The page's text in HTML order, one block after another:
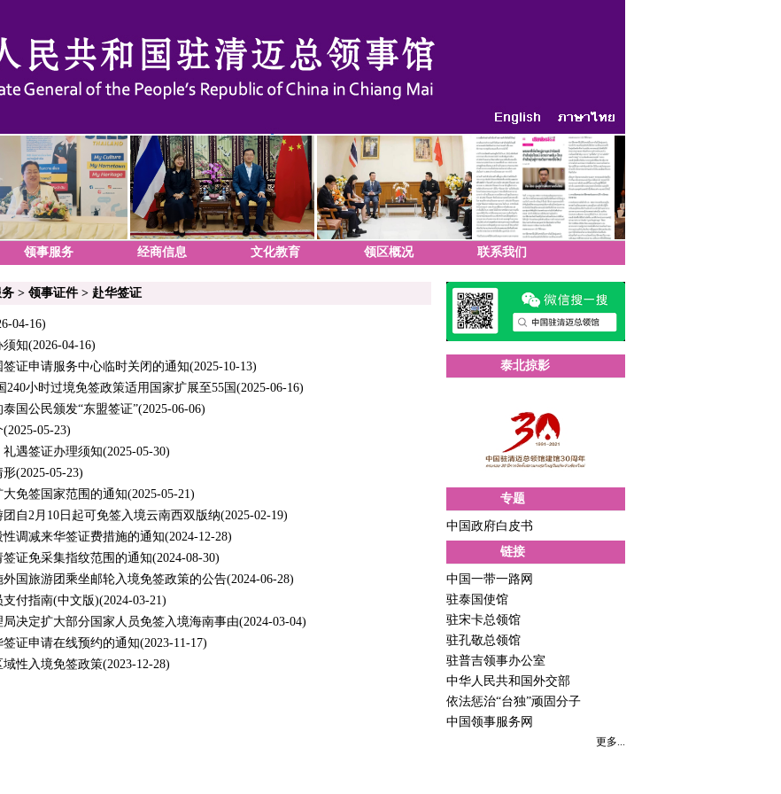
领事服务 经商信息 文化教育 领区概况 联系我们
> 领事证件> 赴华签证
04-16)
须知(2026-04-16)
签证申请服务中心临时关闭的通知(2025-10-13)
240小时过境免签政策适用国家扩展至55国 (2025-06-16)
国公民颁发“东盟签证”(2025-06-06)
(2025-05-23)
遇签证办理须知(2025-05-30)
形(2025-05-23)
大免签国家范围的通知(2025-05-21)
自2月10日起可免签入境云南西双版纳(2025-02-19)
性调减来华签证费措施的通知(2024-12-28)
签证免采集指纹范围的通知(2024-08-30)
外国旅游团乘坐邮轮入境免签政策的公告(2024-06-28)
付指南(中文版)(2024-03-21)
局决定扩大部分国家人员免签入境海南事由(2024-03-04)
签证申请在线预约的通知(2023-11-17)
域性入境免签政策(2023-12-28)
泰北掠影
专题
中国政府白皮书
链接
中国一带一路网
驻泰国使馆
驻宋卡总领馆
驻孔敬总领馆
驻普吉领事办公室
中华人民共和国外交部
依法惩治“台独”顽固分子
中国领事服务网
更多...